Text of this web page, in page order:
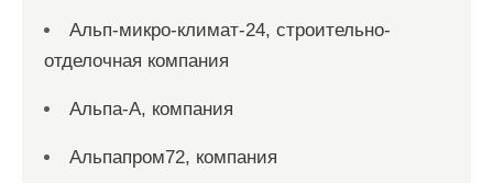
Альп-микро-климат-24, строительно-
отделочная компания
Альпа-А, компания
Альпапром72, компания